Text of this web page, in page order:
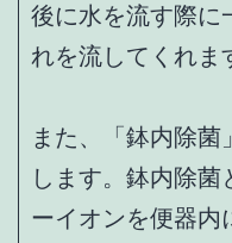
後に水を流す際に
れを流してくれま
また、「鉢内除
します。鉢内除菌
ーイオンを便器内